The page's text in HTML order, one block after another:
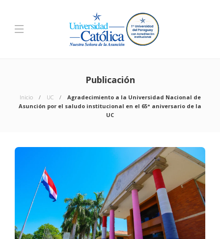
Publicación
Inicio UC
Agradecimiento a la Universidad Nacional de
Asunción por el saludo institucional en el 65° aniversario de la
UC